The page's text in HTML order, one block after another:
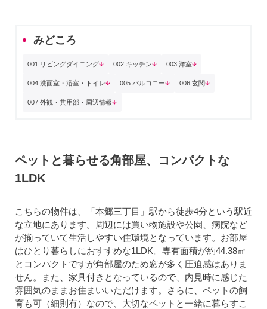
みどころ
001 リビングダイニング 002 キッチン 003 洋室
004 洗面室・浴室・トイレ 005 バルコニー 006 玄関
007 外観・共用部・周辺情報
ペットと暮らせる角部屋、コンパクトな
1LDK
こちらの物件は、「本郷三丁目」駅から徒歩4分という駅近
な立地にあります。周辺には買い物施設や公園、病院など
が揃っていて生活しやすい住環境となっています。お部屋
はひとり暮らしにおすすめな1LDK。専有面積が約44.38㎡
とコンパクトですが角部屋のため窓が多く圧迫感はありま
せん。また、家具付きとなっているので、内見時に感じた
雰囲気のままお住まいいただけます。さらに、ペットの飼
育も可（細則有）なので、大切なペットと一緒に暮らすこ